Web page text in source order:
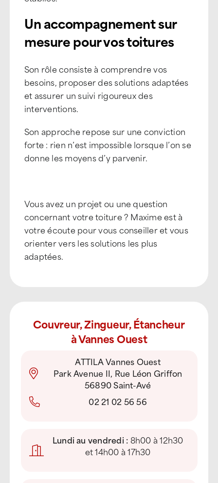
Un accompagnement sur
mesure pour vos toitures
Son rôle consiste à comprendre vos
besoins, proposer des solutions adaptées
et assurer un suivi rigoureux des
interventions.
Son approche repose sur une conviction
forte : rien n’est impossible lorsque l’on se
donne les moyens d’y parvenir.
Vous avez un projet ou une question
concernant votre toiture ? Maxime est à
votre écoute pour vous conseiller et vous
orienter vers les solutions les plus
adaptées.
Couvreur, Zingueur, Étancheur
à Vannes Ouest
ATTILA Vannes Ouest
Park Avenue II, Rue Léon Griffon
56890 Saint-Avé
02 21 02 56 56
Lundi au vendredi : 8h00 à 12h30
et 14h00 à 17h30